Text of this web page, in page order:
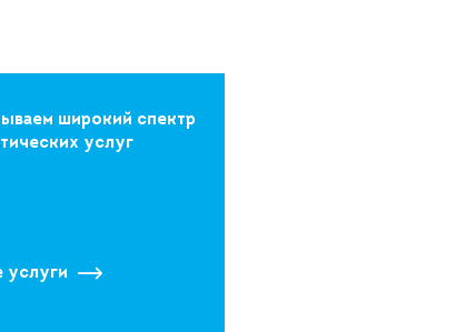
широкий спектр
услуг
услуги